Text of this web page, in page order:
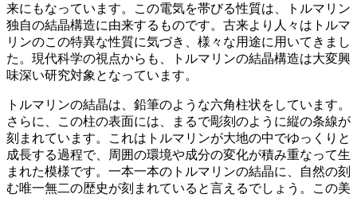
来にもなっています。この電気を帯びる性質は、トルマリン
独自の結晶構造に由来するものです。古来より人々はトルマ
リンのこの特異な性質に気づき、様々な用途に用いてきまし
た。現代科学の視点からも、トルマリンの結晶構造は大変興
味深い研究対象となっています。
トルマリンの結晶は、 鉛筆のような六角柱状をしています。
さらに、この柱の表面には、
まるで彫刻のように縦の条線が
刻まれています。これはトルマリンが大地の中でゆっくりと
成長する過程で、周囲の環境や成分の変化が積み重なって生
まれた模様です。一本一本のトルマリンの結晶に、自然の刻
む唯一無二の歴史が刻まれていると言えるでしょう。この美